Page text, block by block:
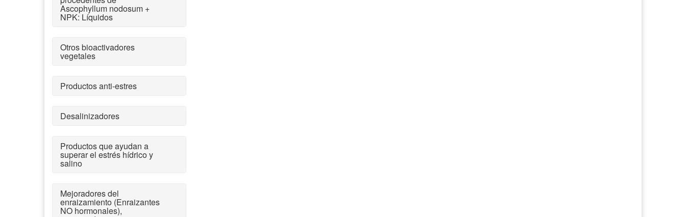
Ascophyllum nodosum +
NPK: Líquidos
Otros bioactivadores
vegetales
Productos anti-estres
Desalinizadores
Productos que ayudan a
superar el estrés hídrico y
salino
Mejoradores del
enraizamiento (Enraizantes
NO hormonales),